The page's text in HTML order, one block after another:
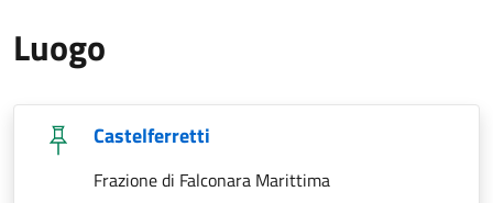
Luogo
Castelferretti
Frazione di Falconara Marittima